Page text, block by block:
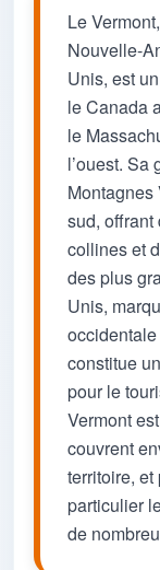
Le
Nouvelle-
Unis, est
le Canada
le
l’ouest. Sa
Montagnes
sud, offrant
collines et
des plus
Unis,
occidentale
constitue
pour le
Vermont
couvrent
territoire,
particulier
de